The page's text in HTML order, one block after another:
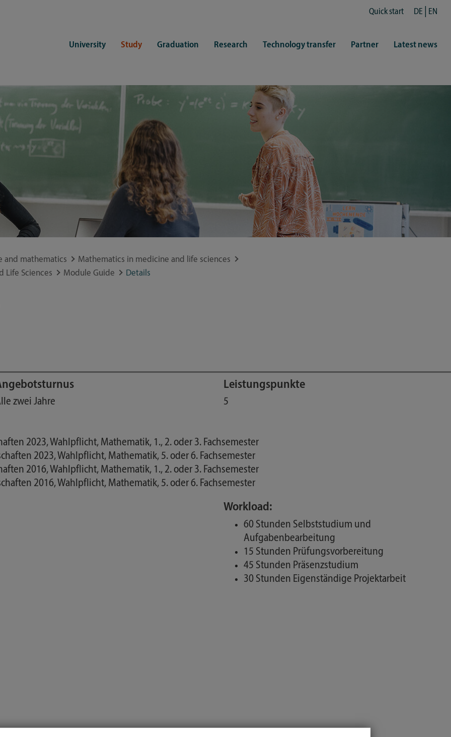
Quick start DE EN
University Study
advisory service
Psychosocial counseling
Staying abroad
Equal opportunities and family
Student Service Center
International Office
First semester information
Hinweise zur Einschreibung
Re-registration
Student ID card Uni Lübeck App
Regulations and laws
Study guide
Financing
Course catalog
Student representatives
University Library (ZHB)
Graduation
of Medicine
Counselling
Training programmes
Forms and statutes
Registration with CDSL
Research Technology transfer Partner Latest news
and mathematics
Mathematics in medicine and life sciences
Life Sciences
Module Guide Details
zwei Jahre
Leistungspunkte
5
2023, Wahlpflicht, Mathematik, 1., 2. oder 3. Fachsemester
2023, Wahlpflicht, Mathematik, 5. oder 6. Fachsemester
2016, Wahlpflicht, Mathematik, 1., 2. oder 3. Fachsemester
2016, Wahlpflicht, Mathematik, 5. oder 6. Fachsemester
Workload:
60 Stunden Selbststudium und
Aufgabenbearbeitung
15 Stunden Prüfungsvorbereitung
45 Stunden Präsenzstudium
30 Stunden Eigenständige Projektarbeit